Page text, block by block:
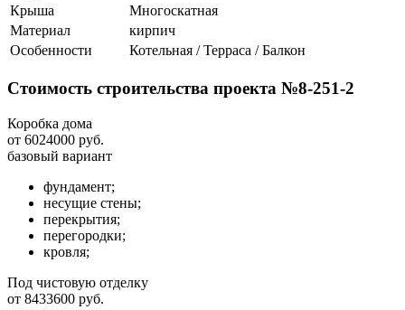
Крыша
Многоскатная
Материал
кирпич
Особенности
Котельная / Терраса / Балкон
Стоимость строительства проекта №8-251-2
Коробка дома
от 6024000 руб.
базовый вариант
фундамент;
несущие стены;
перекрытия;
перегородки;
кровля;
Под чистовую отделку
от 8433600 руб.